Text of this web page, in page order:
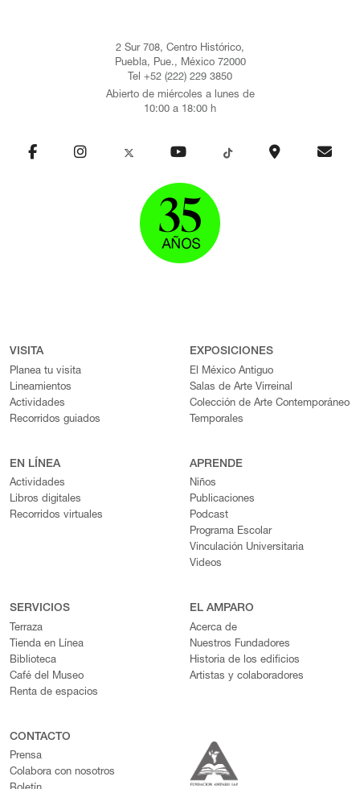
2 Sur 708, Centro Histórico,
Puebla, Pue., México 72000
Tel +52 (222) 229 3850
Abierto de miércoles a lunes de
10:00 a 18:00 h
VISITA
Planea tu visita
Lineamientos
Actividades
Recorridos guiados
EXPOSICIONES
El México Antiguo
Salas de Arte Virreinal
Colección de Arte Contemporáneo
Temporales
EN LÍNEA
Actividades
Libros digitales
Recorridos virtuales
APRENDE
Niños
Publicaciones
Podcast
Programa Escolar
Vinculación Universitaria
Videos
SERVICIOS
Terraza
Tienda en Línea
Biblioteca
Café del Museo
Renta de espacios
EL AMPARO
Acerca de
Nuestros Fundadores
Historia de los edificios
Artistas y colaboradores
CONTACTO
Prensa
Colabora con nosotros